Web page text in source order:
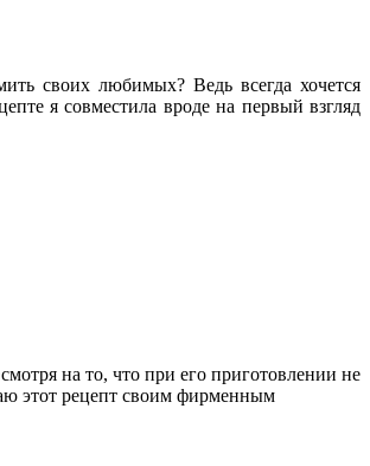
своих любимых? Ведь всегда хочется
я совместила вроде на первый взгляд
на то, что при его приготовлении не
этот рецепт своим фирменным